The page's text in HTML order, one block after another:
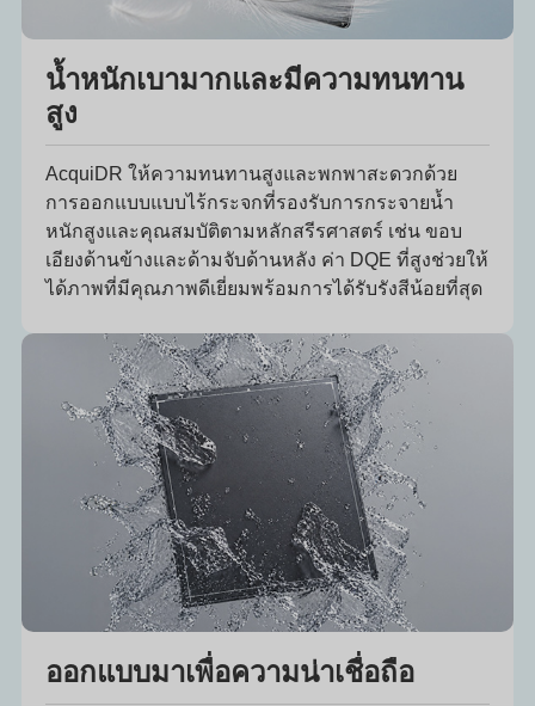
น้ำหนักเบามากและมีความทนทาน
สูง
AcquiDR ให้ความทนทานสูงและพกพาสะดวกด้วย
การออกแบบแบบไร้กระจกที่รองรับการกระจายน้ำ
หนักสูงและคุณสมบัติตามหลักสรีรศาสตร์ เช่น ขอบ
เอียงด้านข้างและด้ามจับด้านหลัง ค่า DQE ที่สูงช่วยให้
ได้ภาพที่มีคุณภาพดีเยี่ยมพร้อมการได้รับรังสีน้อยที่สุด
ออกแบบมาเพื่อความน่าเชื่อถือ